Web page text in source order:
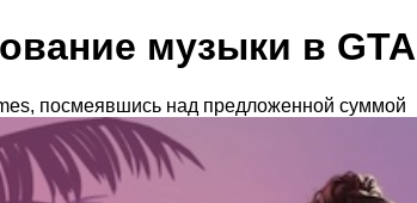
музыки в GTA
посмеявшись над предложенной суммой